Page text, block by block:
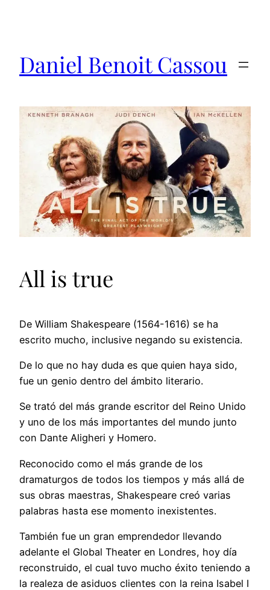
Daniel Benoit Cassou
All is true
De William Shakespeare (1564-1616) se ha
escrito mucho, inclusive negando su existencia.
De lo que no hay duda es que quien haya sido,
fue un genio dentro del ámbito literario.
Se trató del más grande escritor del Reino Unido
y uno de los más importantes del mundo junto
con Dante Aligheri y Homero.
Reconocido como el más grande de los
dramaturgos de todos los tiempos y más allá de
sus obras maestras, Shakespeare creó varias
palabras hasta ese momento inexistentes.
También fue un gran emprendedor llevando
adelante el Global Theater en Londres, hoy día
reconstruido, el cual tuvo mucho éxito teniendo a
la realeza de asiduos clientes con la reina Isabel I